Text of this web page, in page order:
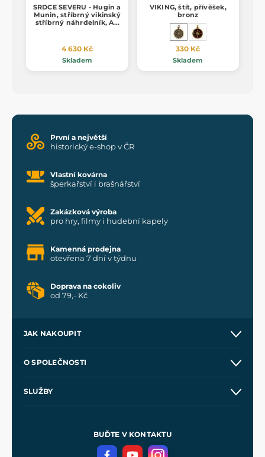
SRDCE SEVERU - Hugin a
Munin, stříbrný vikinský
stříbrný náhrdelník, Ag
4 630 Kč
Skladem
VIKING, štít, přívěšek,
bronz
330 Kč
Skladem
První a největší
historický e-shop v ČR
Vlastní kovárna
šperkařství i brašnářství
Zakázková výroba
pro hry, filmy i hudební kapely
Kamenná prodejna
otevřena 7 dní v týdnu
Doprava na cokoliv
od 79,- Kč
JAK NAKOUPIT
Velkoobchod
O SPOLEČNOSTI
SLUŽBY
Meče pro Kingdom Come
BUĎTE V KONTAKTU